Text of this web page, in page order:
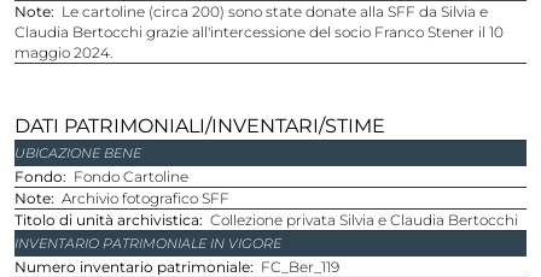
Note
Le cartoline (circa 200) sono state donate alla SFF da Silvia e
Claudia Bertocchi grazie all'intercessione del socio Franco Stener il 10
maggio 2024.
DATI PATRIMONIALI/INVENTARI/STIME
UBICAZIONE BENE
Fondo
Fondo Cartoline
Note Archivio fotografico SFF
Titolo di unità archivistica
Collezione privata Silvia e Claudia Bertocchi
INVENTARIO PATRIMONIALE IN VIGORE
Numero inventario patrimoniale
FC_Ber_119